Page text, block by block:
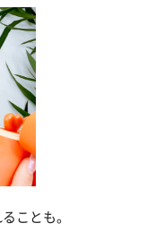
ことも。